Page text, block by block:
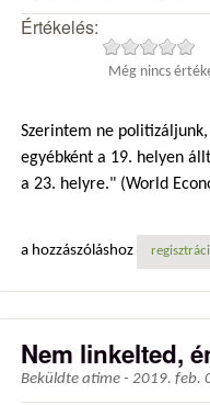
Értékelés:
Még nincs
Szerintem ne
egyébként a 19. helyen
a 23. helyre." (World
a hozzászóláshoz
Nem linkelted,
Beküldte atime - 2019. feb.